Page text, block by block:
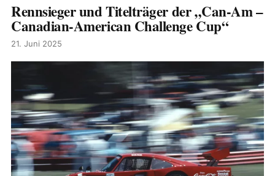
Rennsieger und Titelträger der „Can-Am –
Canadian-American Challenge Cup“
21. Juni 2025